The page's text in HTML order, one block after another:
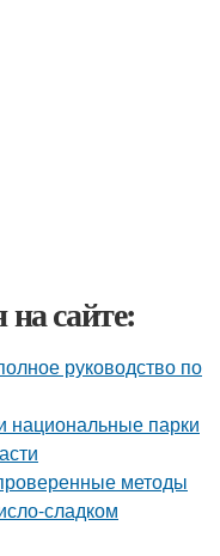
сайте:
руководство по
национальные парки
методы
сладком